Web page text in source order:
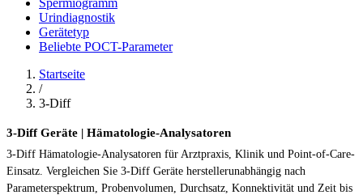
Spermiogramm
Urindiagnostik
Gerätetyp
Beliebte POCT-Parameter
Startseite
/
3-Diff
3-Diff Geräte | Hämatologie-Analysatoren
3-Diff Hämatologie-Analysatoren für Arztpraxis, Klinik und Point-of-Care-
Einsatz. Vergleichen Sie 3-Diff Geräte herstellerunabhängig nach
Parameterspektrum, Probenvolumen, Durchsatz, Konnektivität und Zeit bis